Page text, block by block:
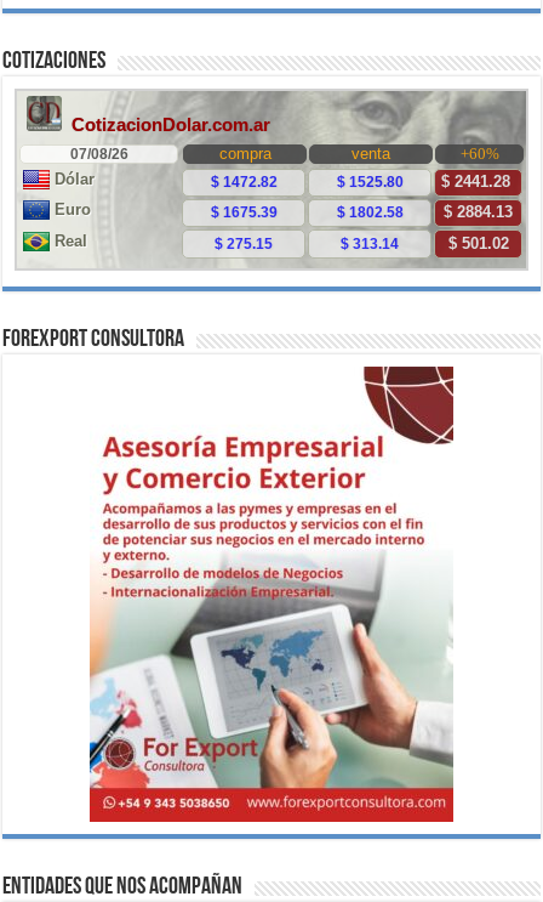
Cotizaciones
ForExport Consultora
Entidades que nos acompañan